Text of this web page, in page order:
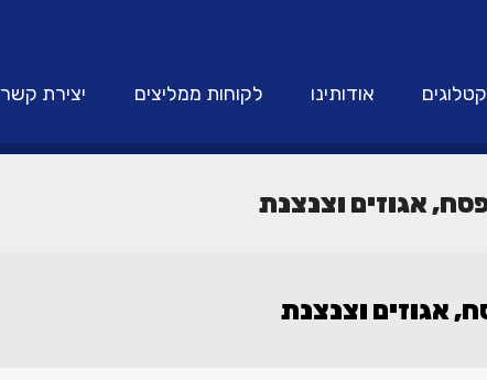
קטלוגים אודותינו לקוחות ממליצים יצירת קשר
אגוזים וצנצנת
אגוזים וצנצנת